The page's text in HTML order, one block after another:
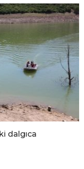
dalgıca